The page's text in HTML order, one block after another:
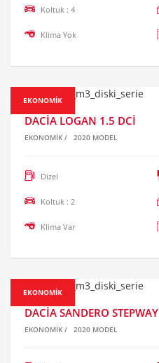
Koltuk : 4
Klima Yok
DACIA LOGAN 1.5 DCI
EKONOMIK / 2020 MODEL
Dizel
Koltuk : 2
Klima Var
EKONOMIK
DACIA SANDERO STEPWAY
EKONOMIK / 2020 MODEL
EKONOMIK